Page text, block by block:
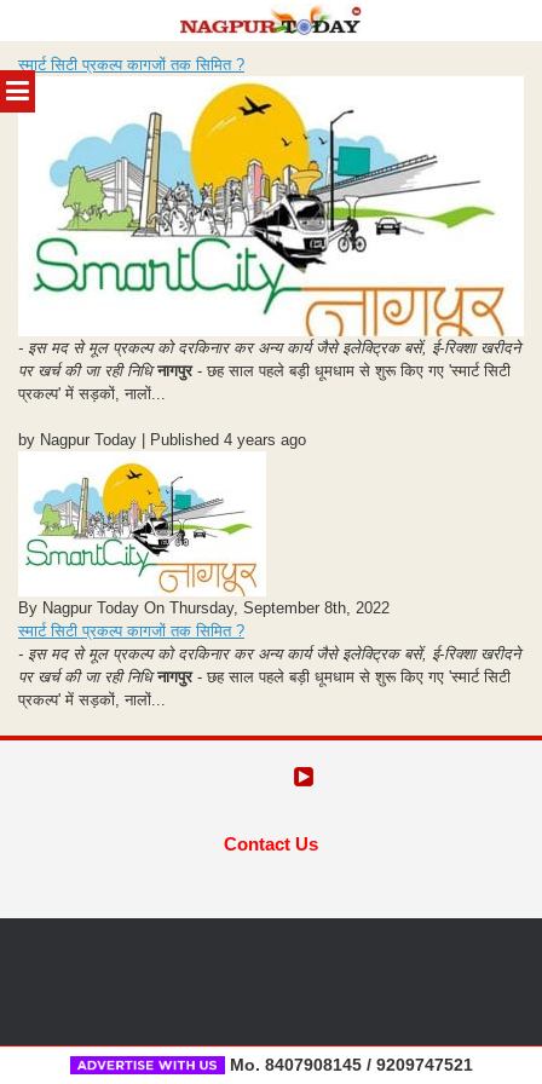
MENU
to
content
स्मार्ट सिटी प्रकल्प कागजों तक सिमित ?
- इस मद से मूल प्रकल्प को दरकिनार कर अन्य कार्य जैसे इलेक्ट्रिक बसें, ई-रिक्शा खरीदने
पर खर्च की जा रही निधिनागपुर - छह साल पहले बड़ी धूमधाम से शुरू किए गए 'स्मार्ट सिटी
प्रकल्प' में सड़कों, नालों...
by Nagpur Today | Published 4 years ago
By Nagpur Today On Thursday, September 8th, 2022
स्मार्ट सिटी प्रकल्प कागजों तक सिमित ?
- इस मद से मूल प्रकल्प को दरकिनार कर अन्य कार्य जैसे इलेक्ट्रिक बसें, ई-रिक्शा खरीदने
पर खर्च की जा रही निधिनागपुर - छह साल पहले बड़ी धूमधाम से शुरू किए गए 'स्मार्ट सिटी
प्रकल्प' में सड़कों, नालों...
Contact Us
Mo. 8407908145 / 9209747521